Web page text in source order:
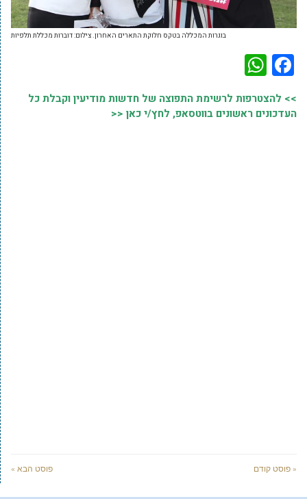
בוגרות המכללה בטקס חלוקת התארים האחרון. צילום: דוברות מכללת תלפיות
Facebook
>> להצטרפות לרשימת התפוצה של חדשות מודיעין וקבלת כל
העדכונים ראשונים בווטסאפ, לחץ/י כאן <<
« פוסט קודם פוסט הבא »